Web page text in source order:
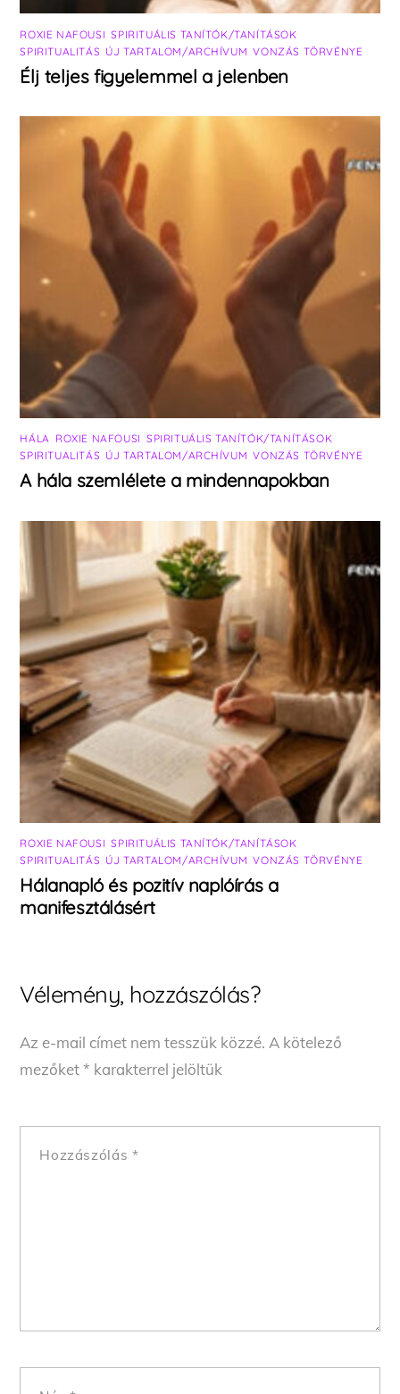
ROXIE NAFOUSI ,SPIRITUÁLIS TANÍTÓK/TANÍTÁSOK
SPIRITUALITÁS ÚJ TARTALOM/ARCHÍVUM ,VONZÁS TÖRVÉNYE
Élj teljes figyelemmel a jelenben
HÁLA ROXIE NAFOUSI SPIRITUÁLIS TANÍTÓK/TANÍTÁSOK
SPIRITUALITÁS ÚJ TARTALOM/ARCHÍVUM ,VONZÁS TÖRVÉNYE
A hála szemlélete a mindennapokban
ROXIE NAFOUSI ,SPIRITUÁLIS TANÍTÓK/TANÍTÁSOK
SPIRITUALITÁS ÚJ TARTALOM/ARCHÍVUM ,VONZÁS TÖRVÉNYE
Hálanapló és pozitív naplóírás a
manifesztálásért
Vélemény, hozzászólás?
Az e-mail címet nem tesszük közzé. A kötelező
mezőket* karakterrel jelöltük
Hozzászólás *